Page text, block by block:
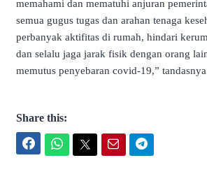
memahami dan mematuhi anjuran
semua gugus tugas dan arahan tenaga
perbanyak aktifitas di rumah, hindari
dan selalu jaga jarak fisik dengan orang
memutus penyebaran covid-19,”
Share this: